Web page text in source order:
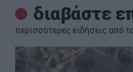
διαβάστε
περισσότερες ειδήσεις από